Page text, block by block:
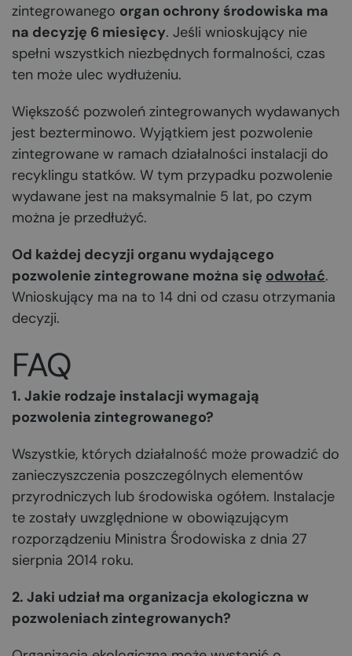
zintegrowanego organ ochrony środowiska ma
na decyzję 6 miesięcy. Jeśli wnioskujący nie
spełni wszystkich niezbędnych formalności, czas
ten może ulec wydłużeniu.
Większość pozwoleń zintegrowanych wydawanych
jest bezterminowo. Wyjątkiem jest pozwolenie
zintegrowane w ramach działalności instalacji do
recyklingu statków. W tym przypadku pozwolenie
wydawane jest na maksymalnie 5 lat, po czym
można je przedłużyć.
Od każdej decyzji organu wydającego
pozwolenie zintegrowane można się odwołać.
Wnioskujący ma na to 14 dni od czasu otrzymania
decyzji.
FAQ
1. Jakie rodzaje instalacji wymagają
pozwolenia zintegrowanego?
Wszystkie, których działalność może prowadzić do
zanieczyszczenia poszczególnych elementów
przyrodniczych lub środowiska ogółem. Instalacje
te zostały uwzględnione w obowiązującym
rozporządzeniu Ministra Środowiska z dnia 27
sierpnia 2014 roku.
2. Jaki udział ma organizacja ekologiczna w
pozwoleniach zintegrowanych?